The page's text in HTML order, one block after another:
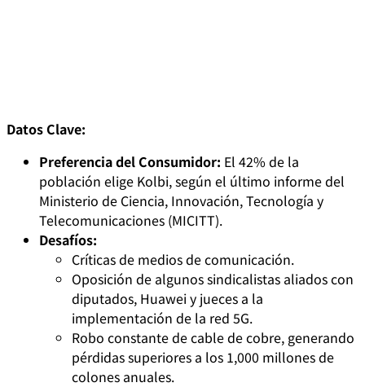
Datos Clave:
Preferencia del Consumidor: El 42% de la
población elige Kolbi, según el último informe del
Ministerio de Ciencia, Innovación, Tecnología y
Telecomunicaciones (MICITT).
Desafíos:
Críticas de medios de comunicación.
Oposición de algunos sindicalistas aliados con
diputados, Huawei y jueces a la
implementación de la red 5G.
Robo constante de cable de cobre, generando
pérdidas superiores a los 1,000 millones de
colones anuales.